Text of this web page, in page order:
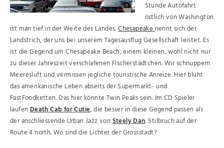
Stunde Autofahrt
östlich von Washington
ist man tief in der Weite des Landes.Chesapeakenennt sich der
Landstrich, der uns bei unserem Tagesausflug Gesellschaft leistet. Es
ist die Gegend um Chesapeake Beach, einem kleinen, wohl nicht nur
zu dieser Jahreszeit verschlafenen Fischerstädtchen. Wir schnuppern
Meeresluft und vermissen jegliche touristische Anreize. Hier blüht
das amerikanische Leben abseits der Supermarkt- und
FastFoodketten. Das hier könnte Twin Peaks sein. Im CD Spieler
laufenDeath Cab for Cutie, die besser in diese Gegend passen als
der anschliessende Urban Jazz vonSteely Dan. Stilbruch auf der
Route 4 north. Wo sind die Lichter der Grossstadt?